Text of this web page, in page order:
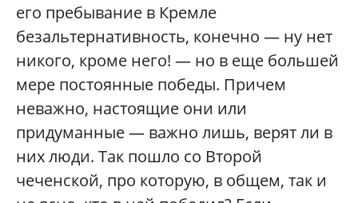
его пребывание в Кремле
безальтернативность, конечно — ну нет
никого, кроме него! — но в еще большей
мере постоянные победы. Причем
неважно, настоящие они или
придуманные — важно лишь, верят ли в
них люди. Так пошло со Второй
чеченской, про которую, в общем, так и